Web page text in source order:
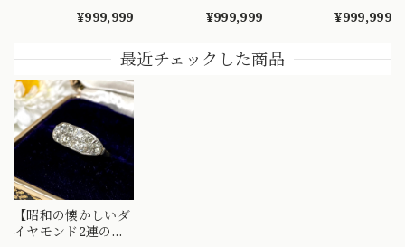
¥999,999 ¥999,999
ェーン 鷲の頭?18
¥999,999
最近チェックした商品
【昭和の懐かしいダ
イヤモンド2連の指